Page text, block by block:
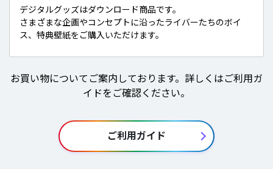
デジタルグッズはダウンロード商品です。
さまざまな企画やコンセプトに沿ったライバーたちのボイ
ス、特典壁紙をご購入いただけます。
お買い物についてご案内しております。詳しくはご利用ガ
イドをご確認ください。
ご利用ガイド